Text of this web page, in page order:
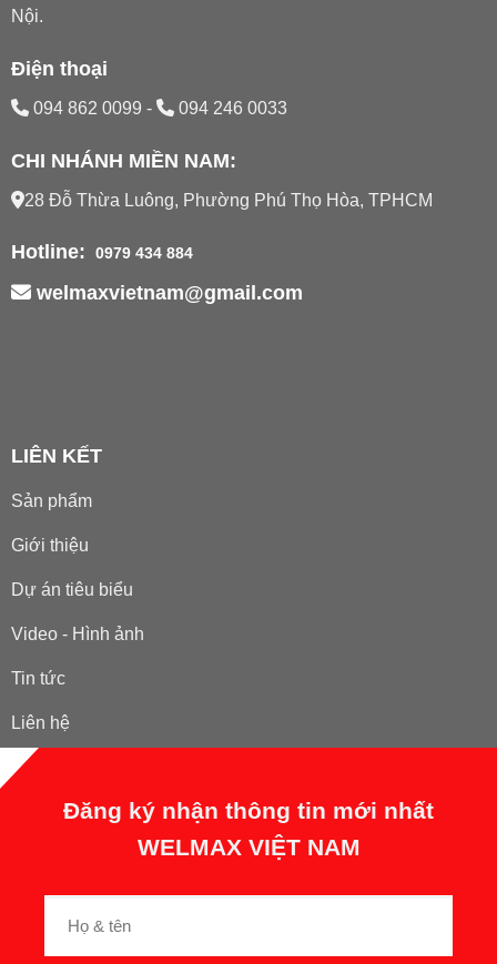
Nội.
Điện thoại
094 862 0099 - 094 246 0033
CHI NHÁNH MIỀN NAM:
28 Đỗ Thừa Luông, Phường Phú Thọ Hòa, TPHCM
Hotline: 0979 434 884
welmaxvietnam@gmail.com
LIÊN KẾT
Sản phẩm
Giới thiệu
Dự án tiêu biểu
Video - Hình ảnh
Tin tức
Liên hệ
Đăng ký nhận thông tin mới nhất
WELMAX VIỆT NAM